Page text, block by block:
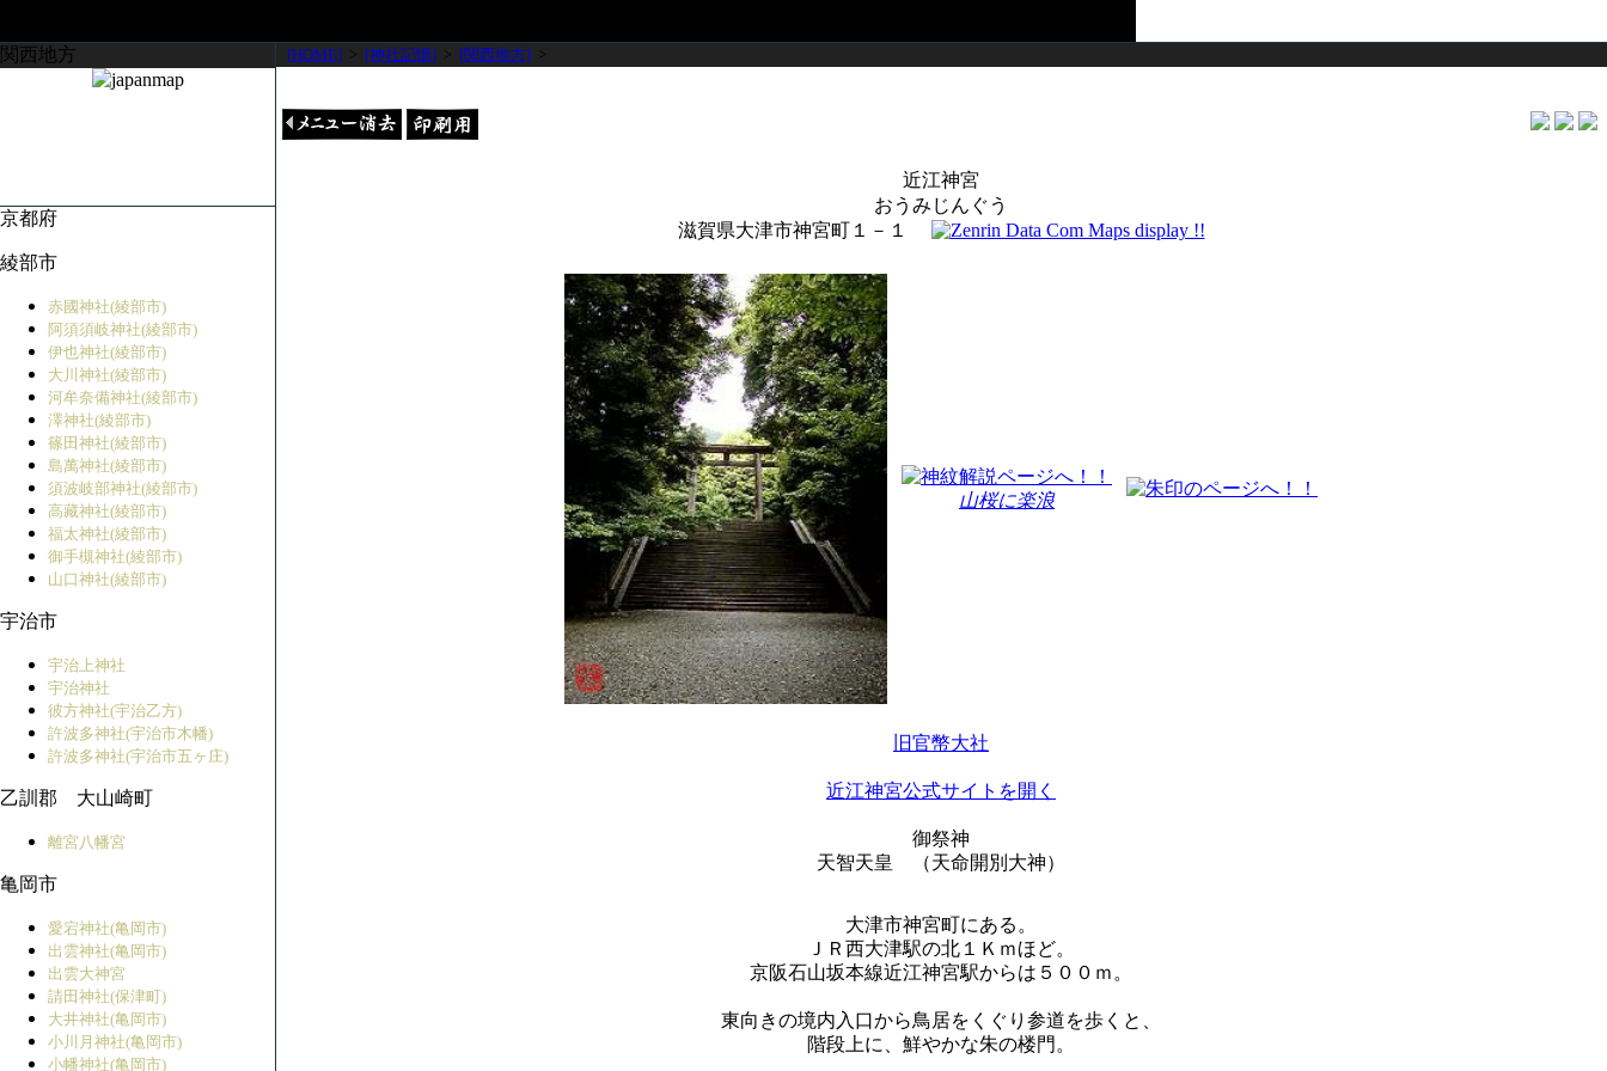
[HOME] [神社記憶] [関西地方]
近江神宮
おうみじんぐう
滋賀県大津市神宮町１－１
山桜に楽浪
旧官幣大社
近江神宮公式サイトを開く
御祭神
天智天皇 （天命開別大神）
大津市神宮町にある。
ＪＲ西大津駅の北１Ｋｍほど。
京阪石山坂本線近江神宮駅からは５００ｍ。
東向きの境内入口から鳥居をくぐり参道を歩くと、
階段上に、鮮やかな朱の楼門。
関西地方
京都府
綾部市
赤國神社(綾部市)
阿須須岐神社(綾部市)
伊也神社(綾部市)
大川神社(綾部市)
河牟奈備神社(綾部市)
澤神社(綾部市)
篠田神社(綾部市)
島萬神社(綾部市)
須波岐部神社(綾部市)
高藏神社(綾部市)
福太神社(綾部市)
御手槻神社(綾部市)
山口神社(綾部市)
宇治市
宇治上神社
宇治神社
彼方神社(宇治乙方)
許波多神社(宇治市木幡)
許波多神社(宇治市五ヶ庄)
乙訓郡 大山崎町
離宮八幡宮
亀岡市
愛宕神社(亀岡市)
出雲神社(亀岡市)
出雲大神宮
請田神社(保津町)
大井神社(亀岡市)
小川月神社(亀岡市)
小幡神社(亀岡市)